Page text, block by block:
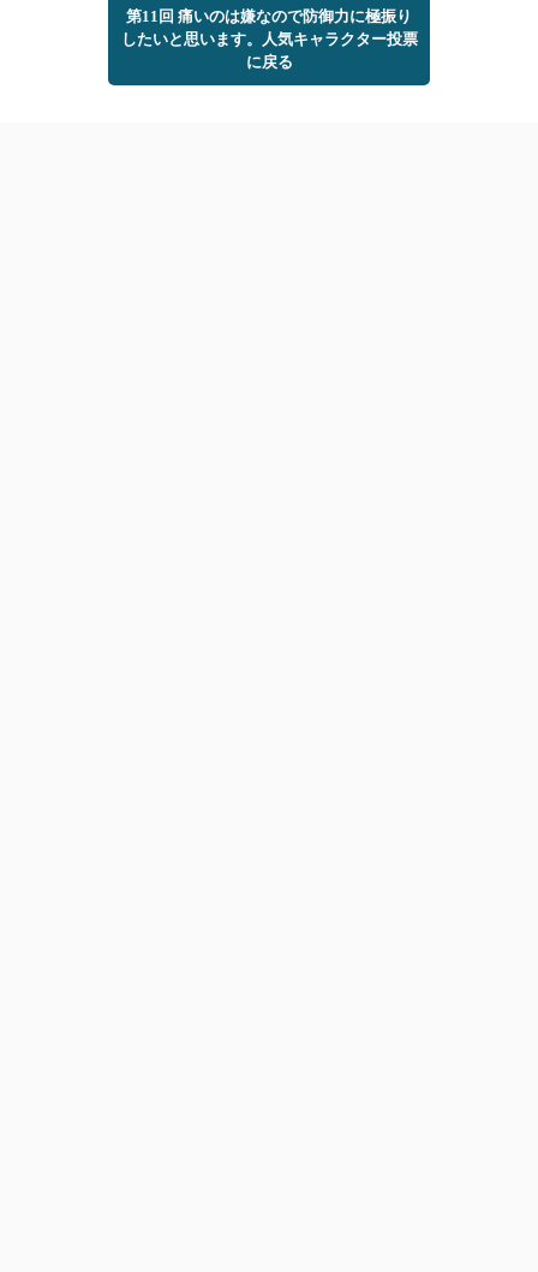
第11回 痛いのは嫌なので防御力に極振り
したいと思います。人気キャラクター投票
に戻る